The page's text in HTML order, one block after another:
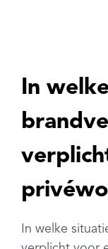
In
In welke